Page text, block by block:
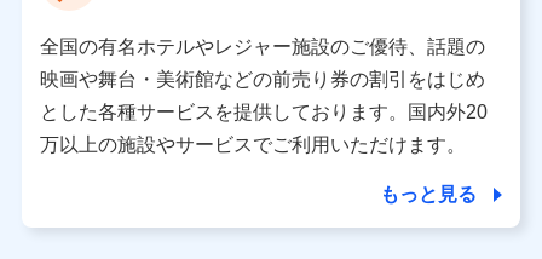
す。
個人データの共同利用
当社は株式会社NTTドコモとの間で、以下のとおり個
人データを共同利用します。
全国の有名ホテルやレジャー施設のご優待、話題の
映画や舞台・美術館などの前売り券の割引をはじめ
とした各種サービスを提供しております。国内外20
万以上の施設やサービスでご利用いただけます。
もっと見る